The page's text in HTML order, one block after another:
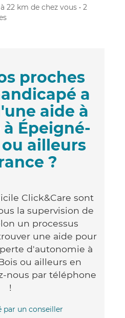
à 22 km de chez vous • 2
proches
a
aide à
Épeigné-
ailleurs
?
Click&Care sont
la supervision de
un processus
une aide pour
d'autonomie à
ou ailleurs en
nous par téléphone
!
par un conseiller